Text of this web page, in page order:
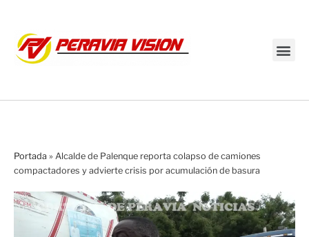
Portada » Alcalde de Palenque reporta colapso de camiones
compactadores y advierte crisis por acumulación de basura